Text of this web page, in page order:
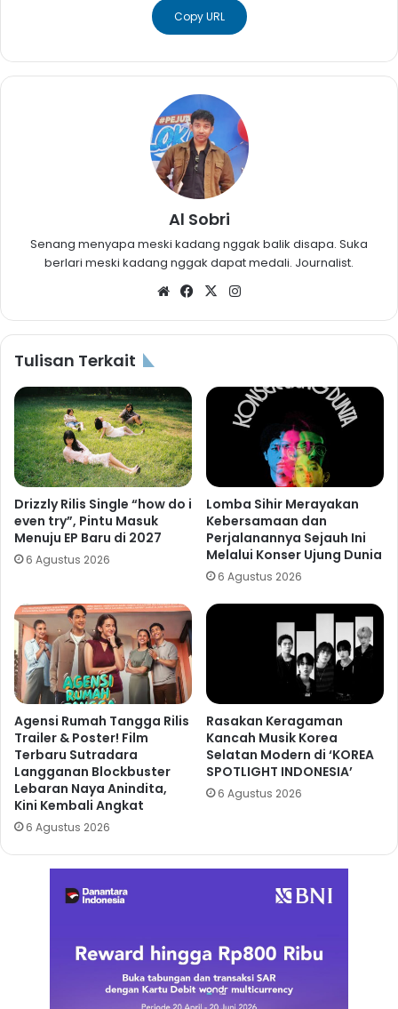
Copy URL
Al Sobri
Senang menyapa meski kadang nggak balik disapa. Suka
berlari meski kadang nggak dapat medali. Journalist.
WebsiteFacebook
X
Tulisan Terkait
Drizzly Rilis Single “how do i
even try”, Pintu Masuk
Menuju EP Baru di 2027
6 Agustus 2026
Lomba Sihir Merayakan
Kebersamaan dan
Perjalanannya Sejauh Ini
Melalui Konser Ujung Dunia
6 Agustus 2026
Agensi Rumah Tangga Rilis
Trailer & Poster! Film
Terbaru Sutradara
Langganan Blockbuster
Lebaran Naya Anindita,
Kini Kembali Angkat
6 Agustus 2026
Rasakan Keragaman
Kancah Musik Korea
Selatan Modern di ‘KOREA
SPOTLIGHT INDONESIA’
6 Agustus 2026